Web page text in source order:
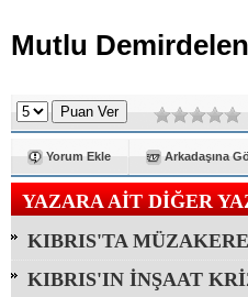
Mutlu Demirdelen
Yorum Ekle Arkadaşına
YAZARA AİT DİĞER
KIBRIS'TA
KIBRIS'IN İNŞAAT